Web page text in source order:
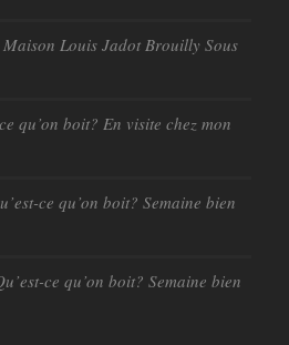
Maison Louis Jadot Brouilly Sous
qu’on boit? En visite chez mon
ce qu’on boit? Semaine bien
ce qu’on boit? Semaine bien